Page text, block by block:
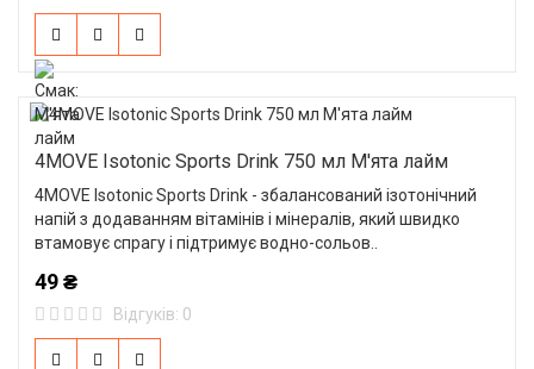
4MOVE Isotonic Sports Drink 750 мл М'ята лайм
4MOVE Isotonic Sports Drink - збалансований ізотонічний
напій з додаванням вітамінів і мінералів, який швидко
втамовує спрагу і підтримує водно-сольов..
49 ₴
Відгуків: 0